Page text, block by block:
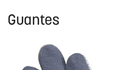
Guantes